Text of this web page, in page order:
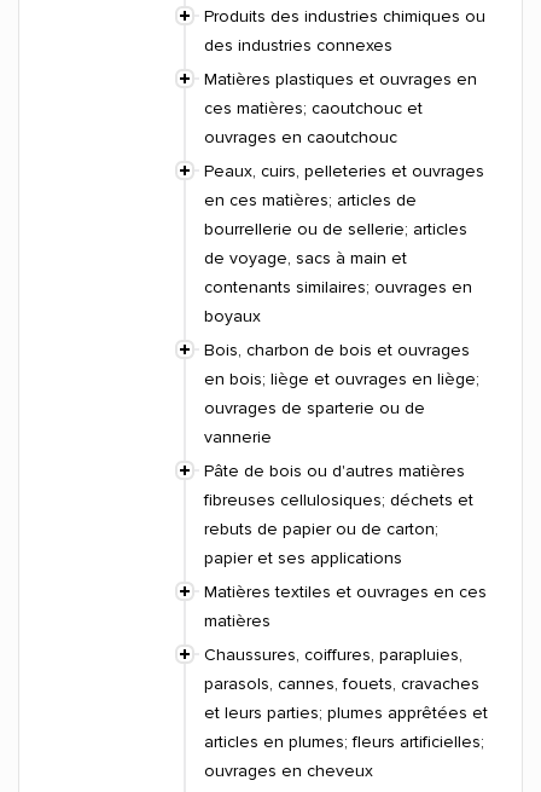
Produits des industries chimiques ou
des industries connexes
Matières plastiques et ouvrages en
ces matières; caoutchouc et
ouvrages en caoutchouc
Peaux, cuirs, pelleteries et ouvrages
en ces matières; articles de
bourrellerie ou de sellerie; articles
de voyage, sacs à main et
contenants similaires; ouvrages en
boyaux
Bois, charbon de bois et ouvrages
en bois; liège et ouvrages en liège;
ouvrages de sparterie ou de
vannerie
Pâte de bois ou d'autres matières
fibreuses cellulosiques; déchets et
rebuts de papier ou de carton;
papier et ses applications
Matières textiles et ouvrages en ces
matières
Chaussures, coiffures, parapluies,
parasols, cannes, fouets, cravaches
et leurs parties; plumes apprêtées et
articles en plumes; fleurs artificielles;
ouvrages en cheveux